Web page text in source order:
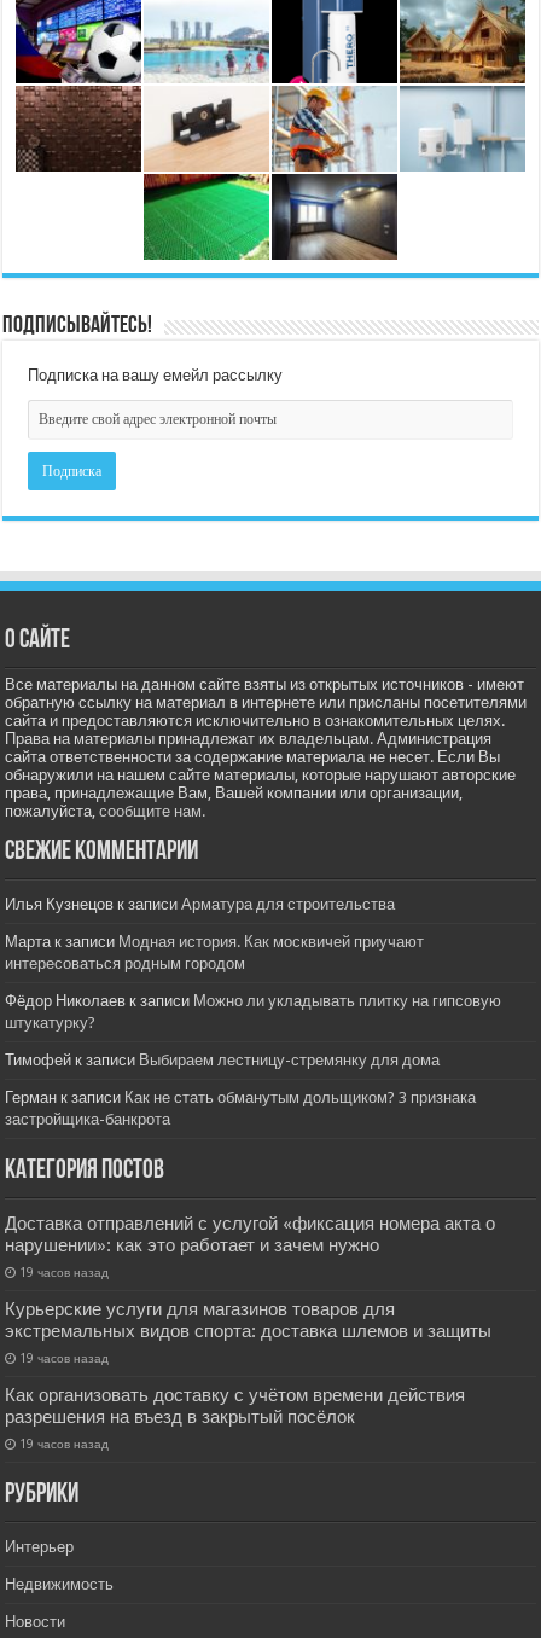
Подписывайтесь!
Подписка на вашу емейл рассылку
О сайте
Все материалы на данном сайте взяты из открытых источников - имеют
обратную ссылку на материал в интернете или присланы посетителями
сайта и предоставляются исключительно в ознакомительных целях.
Права на материалы принадлежат их владельцам. Администрация
сайта ответственности за содержание материала не несет. Если Вы
обнаружили на нашем сайте материалы, которые нарушают авторские
права, принадлежащие Вам, Вашей компании или организации,
пожалуйста,сообщите нам.
Свежие комментарии
Илья Кузнецов к записиАрматура для строительства
Мартак записи Модная история. Как москвичей приучают
интересоваться родным городом
Фёдор Николаев к записи Можно ли укладывать плитку на гипсовую
штукатурку?
Тимофей к записи Выбираем лестницу-стремянку для дома
Герман к записи Как не стать обманутым дольщиком? 3 признака
застройщика-банкрота
Категория постов
Доставка отправлений с услугой «фиксация номера акта о
нарушении»: как это работает и зачем нужно
19 часов назад
Курьерские услуги для магазинов товаров для
экстремальных видов спорта: доставка шлемов и защиты
19 часов назад
Как организовать доставку с учётом времени действия
разрешения на въезд в закрытый посёлок
19 часов назад
РУбрики
Интерьер
Недвижимость
Новости